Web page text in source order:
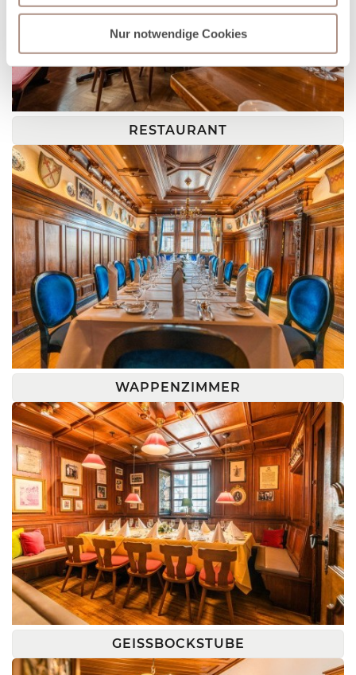
zu können und die Zugriffe auf unsere Website zu
analysieren. Außerdem geben wir Informationen zu Ihrer
Verwendung unserer Website an unsere Partner für
soziale Medien, Werbung und Analysen weiter. Unsere
Partner führen diese Informationen möglicherweise mit
weiteren Daten zusammen, die Sie ihnen bereitgestellt
haben oder die sie im Rahmen Ihrer Nutzung der Dienste
gesammelt haben.
Nur notwendige Cookies
RESTAURANT
WAPPENZIMMER
GEISSBOCKSTUBE